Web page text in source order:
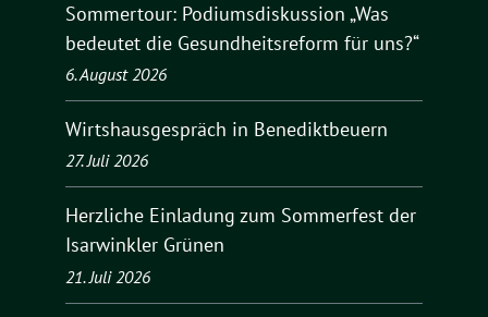
Sommertour: Podiumsdiskussion „Was
bedeutet die Gesundheitsreform für uns?“
6. August 2026
Wirtshausgespräch in Benediktbeuern
27. Juli 2026
Herzliche Einladung zum Sommerfest der
Isarwinkler Grünen
21. Juli 2026